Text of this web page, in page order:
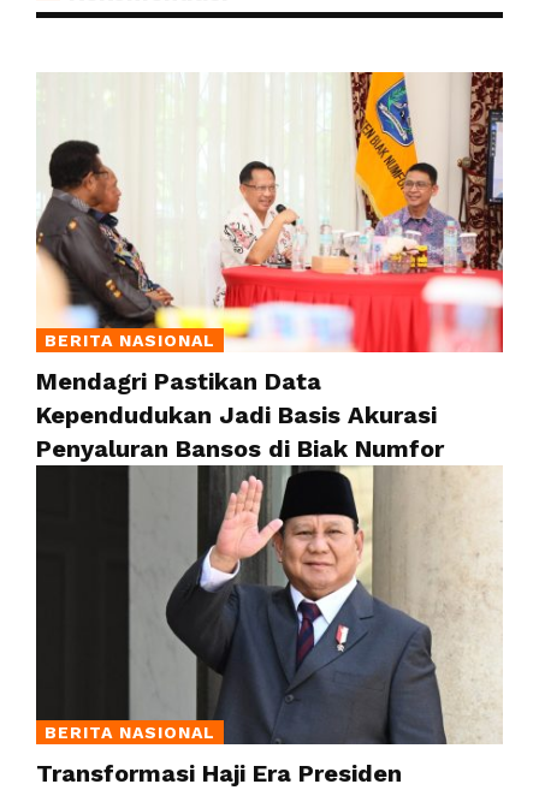
BERITA NASIONAL
Mendagri Pastikan Data
Kependudukan Jadi Basis Akurasi
Penyaluran Bansos di Biak Numfor
BERITA NASIONAL
Transformasi Haji Era Presiden